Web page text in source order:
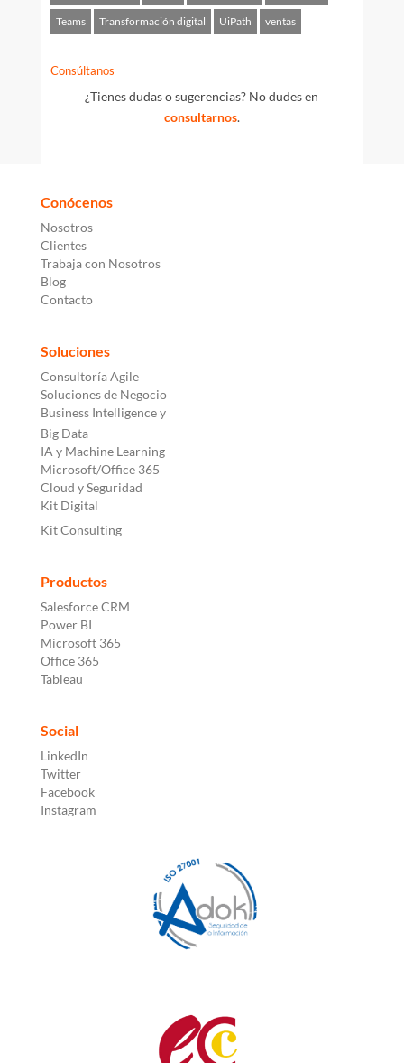
Teams Transformación digital UiPath ventas
Consúltanos
¿Tienes dudas o sugerencias? No dudes en
consultarnos.
Conócenos
Nosotros
Clientes
Trabaja con Nosotros
Blog
Contacto
Soluciones
Consultoría Agile
Soluciones de Negocio
Business Intelligence y
Big Data
IA y Machine Learning
Microsoft/Office 365
Cloud y Seguridad
Kit Digital
Kit Consulting
Productos
Salesforce CRM
Power BI
Microsoft 365
Office 365
Tableau
Social
LinkedIn
Twitter
Facebook
Instagram